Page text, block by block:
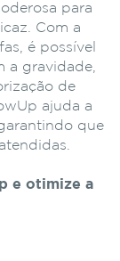
para
Com a
é possível
a gravidade,
de
ajuda a
que
e otimize a